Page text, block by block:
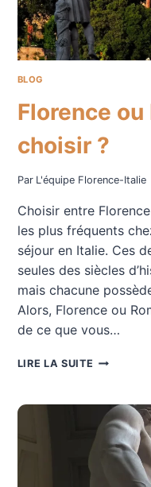
BLOG
Florence ou
choisir ?
Par L'équipe Florence-Italie
Choisir entre
les plus fréquents
séjour en Italie. Ces
seules des siècles
mais chacune
Alors, Florence ou
de ce que vous…
LIRE LA SUITE FLORENCE
:
QUE
CHOISIR